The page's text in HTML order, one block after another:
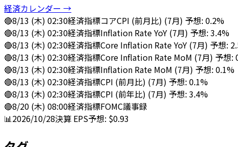
経済カレンダー →
🔴8/13 (木) 02:30経済指標コアCPI (前月比) (7月) 予想: 0.2%
🔴8/13 (木) 02:30経済指標Inflation Rate YoY (7月) 予想: 3.4%
🔴8/13 (木) 02:30経済指標Core Inflation Rate YoY (7月) 予想:
🔴8/13 (木) 02:30経済指標Core Inflation Rate MoM (7月) 予想:
🔴8/13 (木) 02:30経済指標Inflation Rate MoM (7月) 予想: 0.1%
🔴8/13 (木) 02:30経済指標CPI (前月比) (7月) 予想: 0.1%
🔴8/13 (木) 02:30経済指標CPI (前年比) (7月) 予想: 3.4%
🔴8/20 (木) 08:00経済指標FOMC議事録
📊2026/10/28決算 EPS予想: $0.93